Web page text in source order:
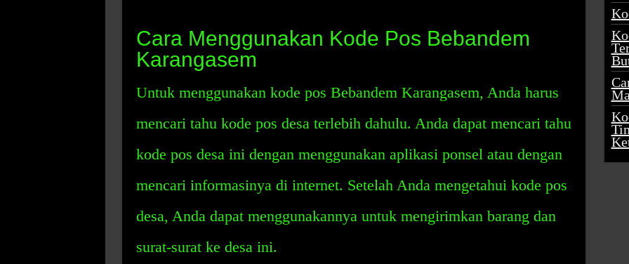
Cara Menggunakan Kode Pos Bebandem
Karangasem
Untuk menggunakan kode pos Bebandem Karangasem, Anda harus
mencari tahu kode pos desa terlebih dahulu. Anda dapat mencari tahu
kode pos desa ini dengan menggunakan aplikasi ponsel atau dengan
mencari informasinya di internet. Setelah Anda mengetahui kode pos
desa, Anda dapat menggunakannya untuk mengirimkan barang dan
surat-surat ke desa ini.